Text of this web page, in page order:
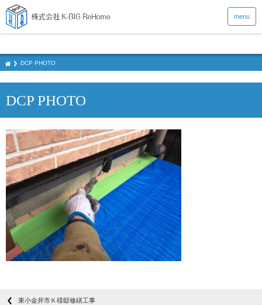
menu
DCP PHOTO
DCP PHOTO
東小金井市Ｋ様邸修繕工事